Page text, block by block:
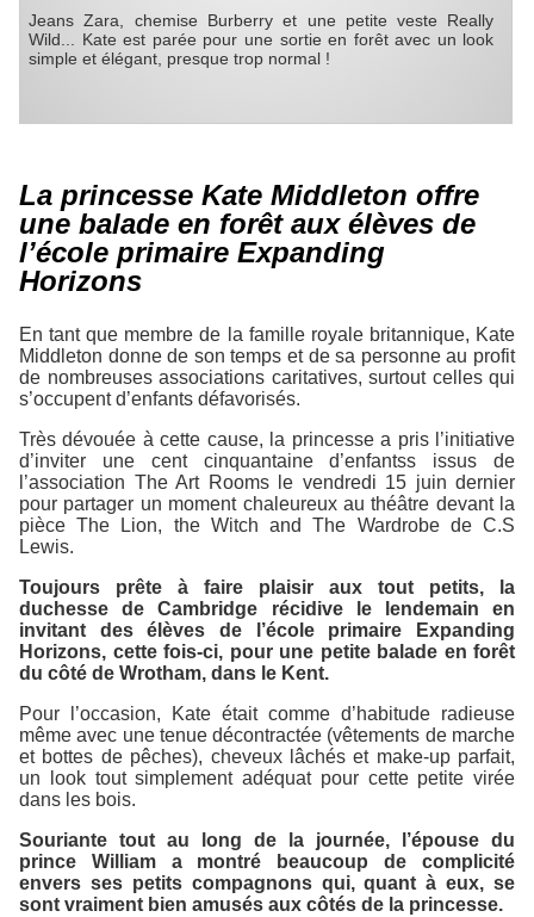
Jeans Zara, chemise Burberry et une petite veste Really
Wild... Kate est parée pour une sortie en forêt avec un look
simple et élégant, presque trop normal !
La princesse Kate Middleton offre
une balade en forêt aux élèves de
l’école primaire Expanding
Horizons
En tant que membre de la famille royale britannique, Kate
Middleton donne de son temps et de sa personne au profit
de nombreuses associations caritatives, surtout celles qui
s’occupent d’enfants défavorisés.
Très dévouée à cette cause, la princesse a pris l’initiative
d’inviter une cent cinquantaine d’enfantss issus de
l’association The Art Rooms le vendredi 15 juin dernier
pour partager un moment chaleureux au théâtre devant la
pièceThe Lion, the Witch and The Wardrobede C.S
Lewis.
Toujours prête à faire plaisir aux tout petits, la
duchesse de Cambridge récidive le lendemain en
invitant des élèves de l’école primaire Expanding
Horizons, cette fois-ci, pour une petite balade en forêt
du côté de Wrotham, dans le Kent.
Pour l’occasion, Kate était comme d’habitude radieuse
même avec une tenue décontractée (vêtements de marche
et bottes de pêches), cheveux lâchés et make-up parfait,
un look tout simplement adéquat pour cette petite virée
dans les bois.
Souriante tout au long de la journée, l’épouse du
prince William a montré beaucoup de complicité
envers ses petits compagnons qui, quant à eux, se
sont vraiment bien amusés aux côtés de la princesse.